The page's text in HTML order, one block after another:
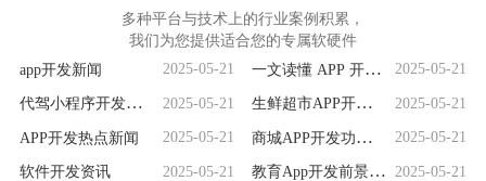
多种平台与技术上的行业案例积累，
我们为您提供适合您的专属软硬件
app开发新闻
2025-05-21
一文读懂 APP 开发
全流程
2025-05-21
代驾小程序开发前
景分析：乘势而
上，潜力无限
2025-05-21
生鲜超市APP开发解
析：满足用户需求
与市场竞争要素
2025-05-21
APP开发热点新闻 2025-05-21
商城APP开发功能全
解析
2025-05-21
软件开发资讯 2025-05-21
教育App开发前景剖
2025-05-21